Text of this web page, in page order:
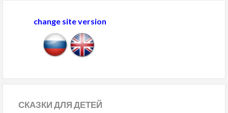
change site version
СКАЗКИДЛЯ ДЕТЕЙ